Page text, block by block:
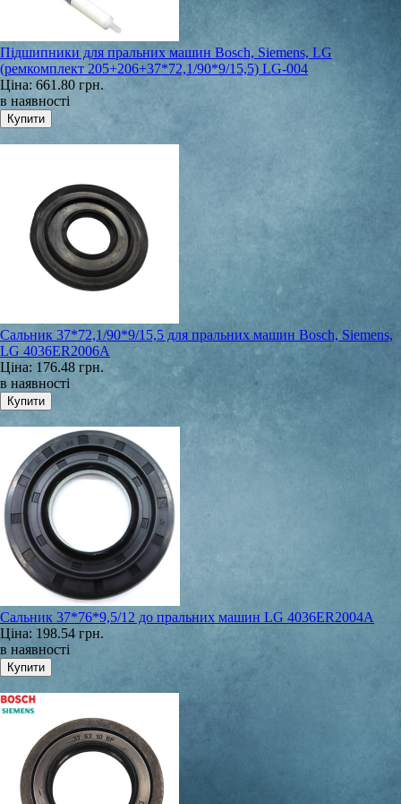
Підшипники для пральних машин Bosch, Siemens, LG
(ремкомплект 205+206+37*72,1/90*9/15,5) LG-004
Ціна: 661.80 грн.
в наявності
Сальник 37*72,1/90*9/15,5 для пральних машин Bosch, Siemens,
LG 4036ER2006A
Ціна: 176.48 грн.
в наявності
Сальник 37*76*9,5/12 до пральних машин LG 4036ER2004A
Ціна: 198.54 грн.
в наявності